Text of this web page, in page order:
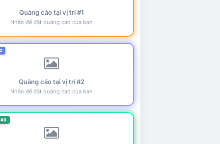
Quảng cáo tại vị trí #1
Nhấn để đặt quảng cáo của bạn
Quảng cáo tại vị trí #2
Nhấn để đặt quảng cáo của bạn